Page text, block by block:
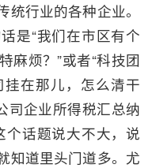
行业的各种企业。
是“我们在市区有个
麻烦？”或者“科技团
在那儿，怎么清干
司企业所得税汇总纳
个话题说大不大，说
知道里头门道多。尤